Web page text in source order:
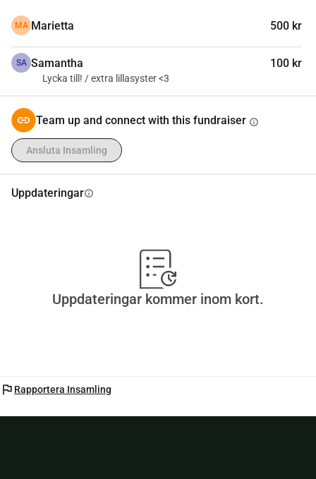
dagdröm och skapa en större mening i livet.
Alla donationer, stora som små, är varmt välkomna och tar
mig ett steg närmare att förverkliga Terrasive.
Hjärtligt tack på förhand!
MA Marietta 500 kr
SA Samantha 100 kr
Lycka till! / extra lillasyster <3
Team up and connect with this fundraiser info
Ansluta Insamling
Uppdateringarinfo
Uppdateringar kommer inom kort.
flag Rapportera Insamling